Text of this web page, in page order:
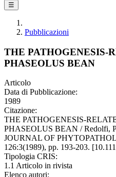
☰
Pubblicazioni
THE PATHOGENESIS-
PHASEOLUS BEAN
Articolo
Data di Pubblicazione:
1989
Citazione:
THE PATHOGENESIS-
PHASEOLUS BEAN / Redolfi,
JOURNAL OF
126:3(1989), pp. 193-203.
Tipologia CRIS:
1.1 Articolo in rivista
Elenco autori: